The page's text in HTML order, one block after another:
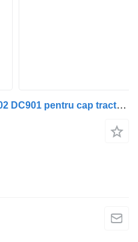
Motor Scania DC 9.02 DC902 DC901 pentru cap tractor Scania F94, G230, K94, L94, N94, OmniCity, P, R, Series – D230, T94